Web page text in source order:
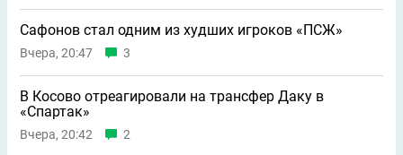
Сафонов стал одним из худших игроков «ПСЖ»
Вчера, 20:47 3
В Косово отреагировали на трансфер Даку в
«Спартак»
Вчера, 20:42 2